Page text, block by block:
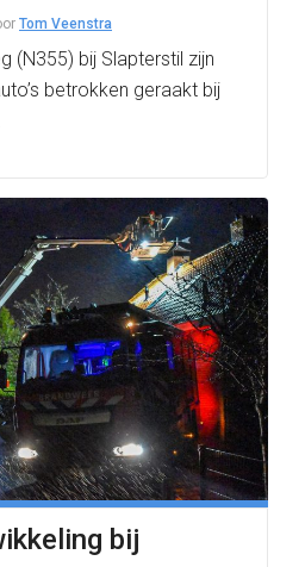
Tom Veenstra
(N355) bij Slapterstil zijn
betrokken geraakt bij
bij